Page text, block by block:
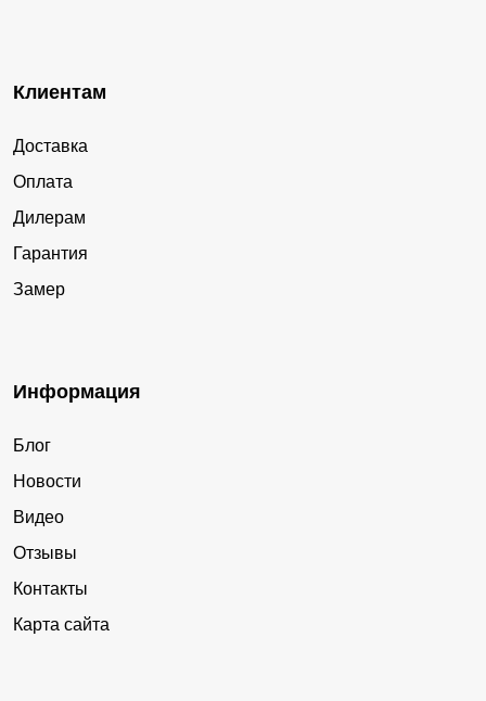
Клиентам
Доставка
Оплата
Дилерам
Гарантия
Замер
Информация
Блог
Новости
Видео
Отзывы
Контакты
Карта сайта